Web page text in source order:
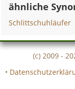
ähnliche
Schlittschuhläufer
(c) 2009 -
•